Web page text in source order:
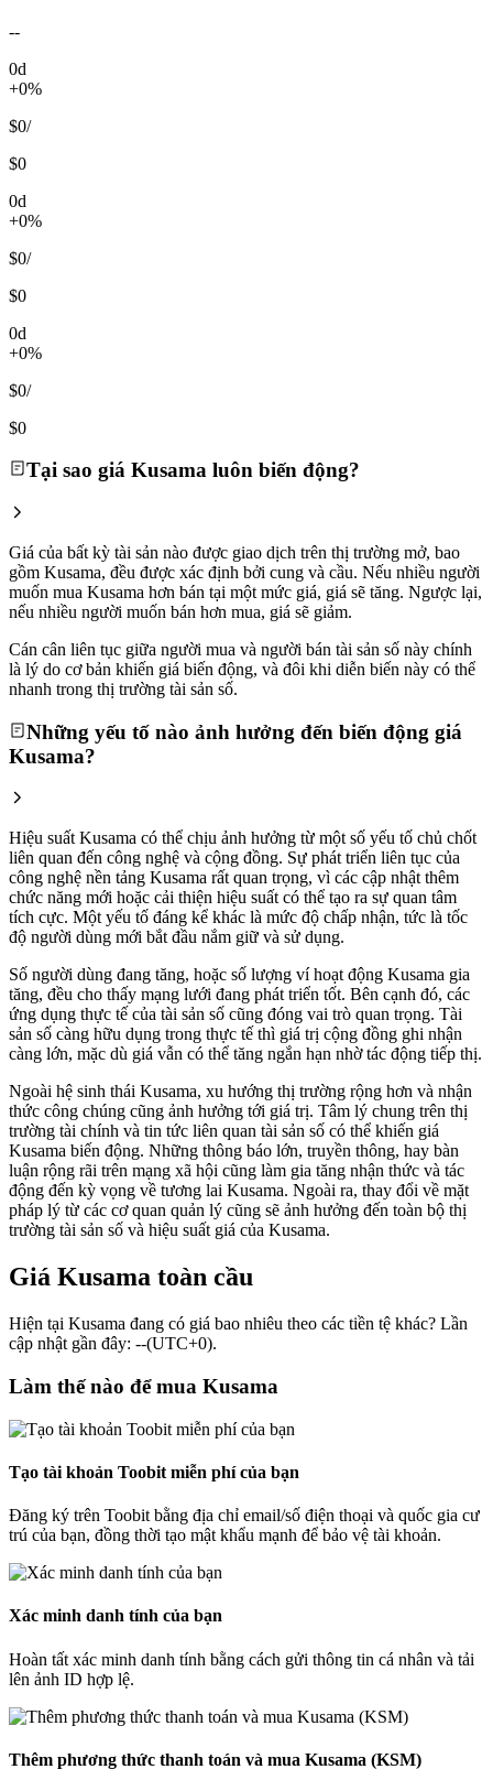
--
0d
+0%
$0/
$0
0d
+0%
$0/
$0
0d
+0%
$0/
$0
Tại sao giá Kusama luôn biến động?
Giá của bất kỳ tài sản nào được giao dịch trên thị trường mở, bao
gồm Kusama, đều được xác định bởi cung và cầu. Nếu nhiều người
muốn mua Kusama hơn bán tại một mức giá, giá sẽ tăng. Ngược lại,
nếu nhiều người muốn bán hơn mua, giá sẽ giảm.
Cán cân liên tục giữa người mua và người bán tài sản số này chính
là lý do cơ bản khiến giá biến động, và đôi khi diễn biến này có thể
nhanh trong thị trường tài sản số.
Những yếu tố nào ảnh hưởng đến biến động giá
Kusama?
Hiệu suất Kusama có thể chịu ảnh hưởng từ một số yếu tố chủ chốt
liên quan đến công nghệ và cộng đồng. Sự phát triển liên tục của
công nghệ nền tảng Kusama rất quan trọng, vì các cập nhật thêm
chức năng mới hoặc cải thiện hiệu suất có thể tạo ra sự quan tâm
tích cực. Một yếu tố đáng kể khác là mức độ chấp nhận, tức là tốc
độ người dùng mới bắt đầu nắm giữ và sử dụng.
Số người dùng đang tăng, hoặc số lượng ví hoạt động Kusama gia
tăng, đều cho thấy mạng lưới đang phát triển tốt. Bên cạnh đó, các
ứng dụng thực tế của tài sản số cũng đóng vai trò quan trọng. Tài
sản số càng hữu dụng trong thực tế thì giá trị cộng đồng ghi nhận
càng lớn, mặc dù giá vẫn có thể tăng ngắn hạn nhờ tác động tiếp thị.
Ngoài hệ sinh thái Kusama, xu hướng thị trường rộng hơn và nhận
thức công chúng cũng ảnh hưởng tới giá trị. Tâm lý chung trên thị
trường tài chính và tin tức liên quan tài sản số có thể khiến giá
Kusama biến động. Những thông báo lớn, truyền thông, hay bàn
luận rộng rãi trên mạng xã hội cũng làm gia tăng nhận thức và tác
động đến kỳ vọng về tương lai Kusama. Ngoài ra, thay đổi về mặt
pháp lý từ các cơ quan quản lý cũng sẽ ảnh hưởng đến toàn bộ thị
trường tài sản số và hiệu suất giá của Kusama.
Giá Kusama toàn cầu
Hiện tại Kusama đang có giá bao nhiêu theo các tiền tệ khác? Lần
cập nhật gần đây: --(UTC+0).
Làm thế nào để mua Kusama
Tạo tài khoản Toobit miễn phí của bạn
Đăng ký trên Toobit bằng địa chỉ email/số điện thoại và quốc gia cư
trú của bạn, đồng thời tạo mật khẩu mạnh để bảo vệ tài khoản.
Xác minh danh tính của bạn
Hoàn tất xác minh danh tính bằng cách gửi thông tin cá nhân và tải
lên ảnh ID hợp lệ.
Thêm phương thức thanh toán và mua Kusama (KSM)